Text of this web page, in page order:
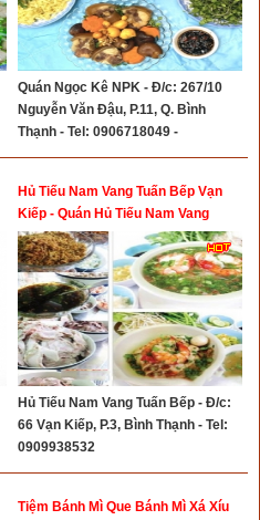
Quán Ngọc Kê NPK - Đ/c: 267/10
Nguyễn Văn Đậu, P.11, Q. Bình
Thạnh - Tel: 0906718049 -
0903001487 - 0903246487
Hủ Tiếu Nam Vang Tuấn Bếp Vạn
Kiếp - Quán Hủ Tiếu Nam Vang
Ngon Quận Bình Thạnh
Hủ Tiếu Nam Vang Tuấn Bếp - Đ/c:
66 Vạn Kiếp, P.3, Bình Thạnh - Tel:
0909938532
Tiệm Bánh Mì Que Bánh Mì Xá Xíu